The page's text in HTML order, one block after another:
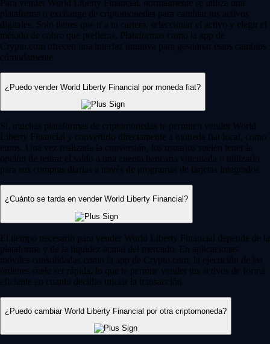
Para vender World Liberty Financial, normalmente se utiliza una
plataforma o exchange de criptomonedas para cambiar tus activos
digitales. Solo tienes que ir a tu cartera, seleccionar el activo y elegir el
método de cobro que prefieras. Plataformas como la app de
Crypto.com ofrecen una interfaz intuitiva para gestionar estos cambios
cómodamente.
¿Puedo vender World Liberty Financial por moneda fiat?
Sí, muchas plataformas de criptomonedas te permiten vender World
Liberty Financial y convertirlo directamente a moneda fiat local, como
euros. Una vez realizada la conversión, los usuarios suelen tener la
opción de retirar el saldo a una cuenta bancaria vinculada o utilizarlo
para sus compras diarias a través de programas de tarjetas integrados.
¿Cuánto se tarda en vender World Liberty Financial?
El tiempo necesario para vender World Liberty Financial depende de la
plataforma y de la liquidez actual del mercado. En aplicaciones
móviles consolidadas como la app de Crypto.com, la ejecución de las
órdenes suele ser rápida, lo que te permite vender tus activos de forma
eficiente en cuanto decidas iniciar la transacción.
¿Puedo cambiar World Liberty Financial por otra criptomoneda?